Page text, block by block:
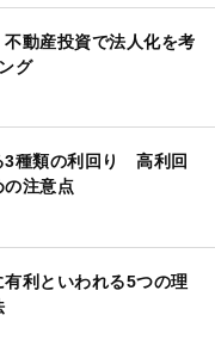
動産投資で法人化を考
グ
3種類の利回り 高利回
の注意点
利といわれる5つの理